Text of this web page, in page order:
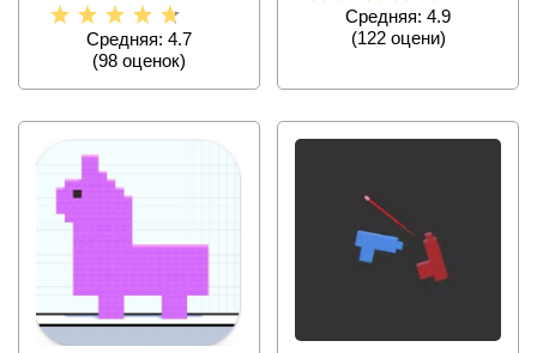
Средняя: 4.7
(98 оценок)
Средняя: 4.9
(122оцени)